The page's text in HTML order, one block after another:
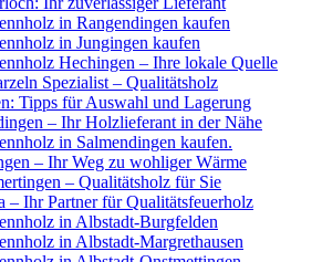
in Rangendingen kaufen
in Jungingen kaufen
Hechingen – Ihre lokale Quelle
Spezialist – Qualitätsholz
Tipps für Auswahl und Lagerung
– Ihr Holzlieferant in der Nähe
in Salmendingen kaufen.
– Ihr Weg zu wohliger Wärme
– Qualitätsholz für Sie
– Ihr Partner für Qualitätsfeuerholz
in Albstadt-Burgfelden
in Albstadt-Margrethausen